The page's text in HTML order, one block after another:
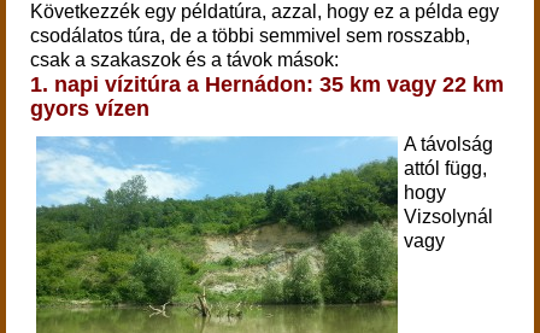
Következzék egy példatúra, azzal, hogy ez a példa egy
csodálatos túra, de a többi semmivel sem rosszabb,
csak a szakaszok és a távok mások:
1. napi vízitúra a Hernádon: 35 km vagy 22 km
gyors vízen
A távolság
attól függ,
hogy
Vizsolynál
vagy